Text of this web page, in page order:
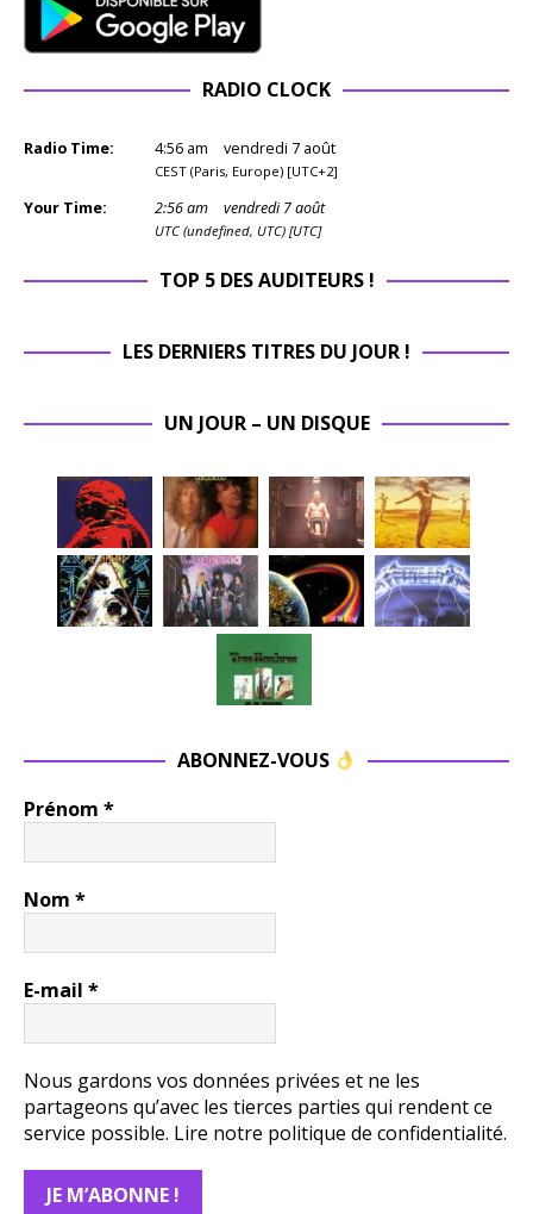
RADIO CLOCK
Radio Time: 4:56 am vendredi 7 août
CEST (Paris, Europe) [UTC+2]
Your Time: 2:56am vendredi 7 août
UTC (undefined, UTC) [UTC]
TOP 5 DES AUDITEURS !
LES DERNIERS TITRES DU JOUR !
UN JOUR – UN DISQUE
ABONNEZ-VOUS
Prénom *
Nom *
E-mail *
Nous gardons vos données privées et ne les
partageons qu’avec les tierces parties qui rendent ce
service possible. Lire notre politique de confidentialité.